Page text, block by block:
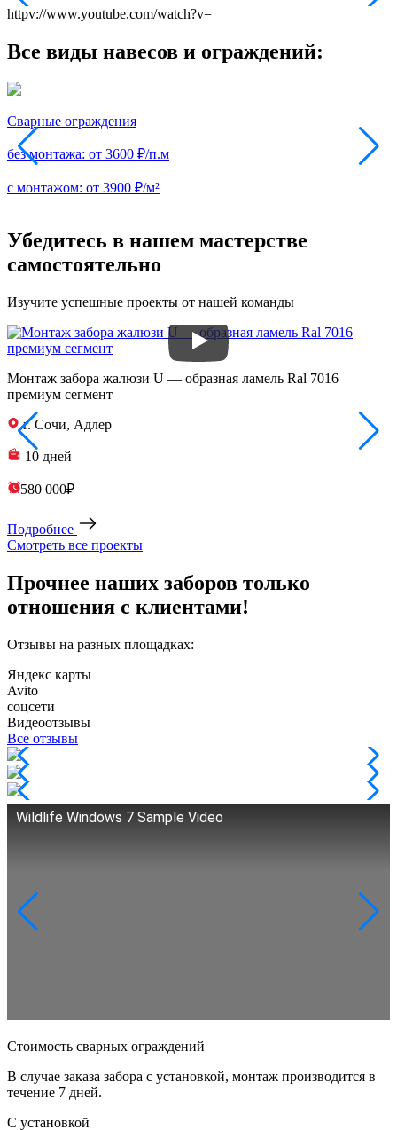
httpv://www.youtube.com/watch?v=
Все виды навесов и ограждений:
Сварные ограждения
без монтажа: от 3600 ₽/п.м
с монтажом: от 3900 ₽/м²
Убедитесь в нашем мастерстве
самостоятельно
Изучите успешные проекты от нашей команды
Монтаж забора жалюзи U — образная ламель Ral 7016
премиум сегмент
г. Сочи, Адлер
10 дней
580 000₽
Подробнее
Смотреть все проекты
Прочнее наших заборов только
отношения с клиентами!
Отзывы на разных площадках:
Яндекс карты
Avito
соцсети
Видеоотзывы
Все отзывы
Wildlife Windows 7 Sample Video
Стоимость сварных ограждений
В случае заказа забора с установкой, монтаж производится в
течение 7 дней.
С установкой